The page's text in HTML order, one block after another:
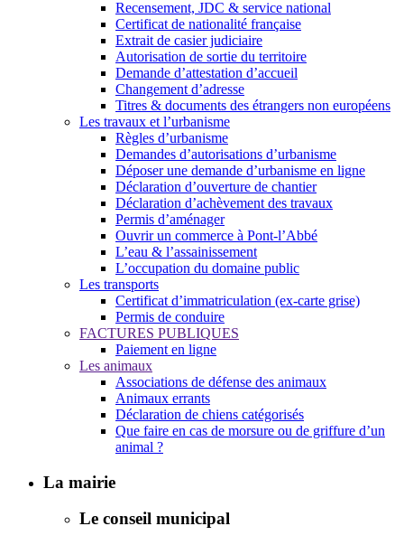
Recensement, JDC & service national
Certificat de nationalité française
Extrait de casier judiciaire
Autorisation de sortie du territoire
Demande d’attestation d’accueil
Changement d’adresse
Titres & documents des étrangers non européens
Les travaux et l’urbanisme
Règles d’urbanisme
Demandes d’autorisations d’urbanisme
Déposer une demande d’urbanisme en ligne
Déclaration d’ouverture de chantier
Déclaration d’achèvement des travaux
Permis d’aménager
Ouvrir un commerce à Pont-l’Abbé
L’eau & l’assainissement
L’occupation du domaine public
Les transports
Certificat d’immatriculation (ex-carte grise)
Permis de conduire
FACTURES PUBLIQUES
Paiement en ligne
Les animaux
Associations de défense des animaux
Animaux errants
Déclaration de chiens catégorisés
Que faire en cas de morsure ou de griffure d’un
animal ?
La mairie
Le conseil municipal